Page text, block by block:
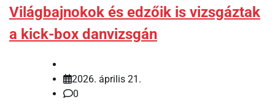
Világbajnokok és edzőik is vizsgáztak
a kick-box danvizsgán
2026. április 21.
0